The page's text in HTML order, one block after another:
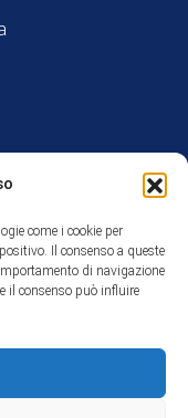
come i cookie per
Il consenso a queste
di navigazione
il consenso può influire
Rurale Veneto